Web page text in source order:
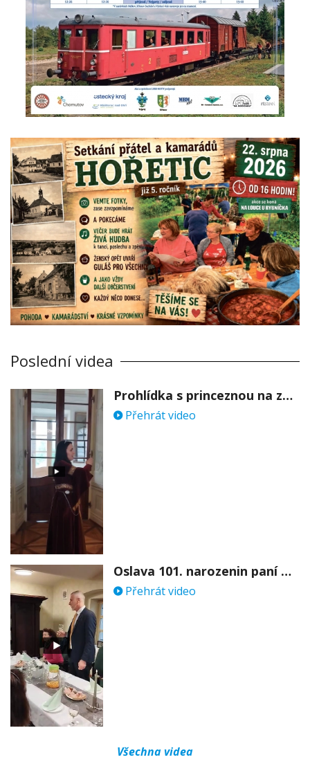
Poslední videa
Prohlídka s princeznou na zámku Stekník
Přehrát video
Oslava 101. narozenin paní Věry Skořepové
Přehrát video
Všechna videa